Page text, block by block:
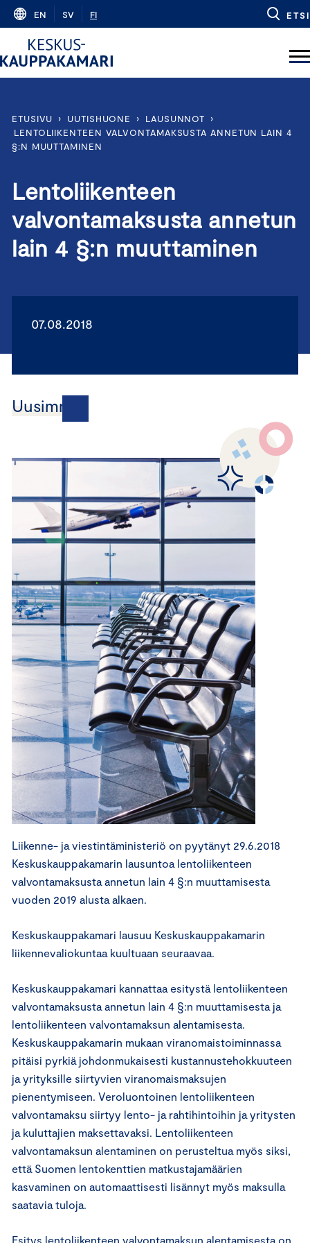
Skip
content
EN SV FI ETSI
ETUSIVU › UUTISHUONE › LAUSUNNOT
›
LENTOLIIKENTEEN VALVONTAMAKSUSTA ANNETUN LAIN 4
§:N MUUTTAMINEN
Lentoliikenteen
valvontamaksusta annetun
lain 4 §:n muuttaminen
07.08.2018
Uusimmat
Liikenne- ja viestintäministeriö on pyytänyt 29.6.2018
Keskuskauppakamarin lausuntoa lentoliikenteen
valvontamaksusta annetun lain 4 §:n muuttamisesta
vuoden 2019 alusta alkaen.
Keskuskauppakamari lausuu Keskuskauppakamarin
liikennevaliokuntaa kuultuaan seuraavaa.
Keskuskauppakamari kannattaa esitystä lentoliikenteen
valvontamaksusta annetun lain 4 §:n muuttamisesta ja
lentoliikenteen valvontamaksun alentamisesta.
Keskuskauppakamarin mukaan viranomaistoiminnassa
pitäisi pyrkiä johdonmukaisesti kustannustehokkuuteen
ja yrityksille siirtyvien viranomaismaksujen
pienentymiseen. Veroluontoinen lentoliikenteen
valvontamaksu siirtyy lento- ja rahtihintoihin ja yritysten
ja kuluttajien maksettavaksi. Lentoliikenteen
valvontamaksun alentaminen on perusteltua myös siksi,
että Suomen lentokenttien matkustajamäärien
kasvaminen on automaattisesti lisännyt myös maksulla
saatavia tuloja.
Esitys lentoliikenteen valvontamaksun alentamisesta on